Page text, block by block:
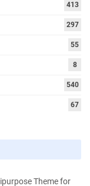
413
297
55
8
540
67
Theme for